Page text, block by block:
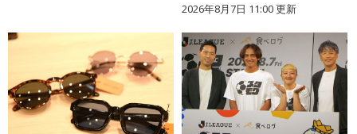
2026年8月7日 11:00更新